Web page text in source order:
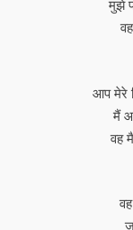
मुझे
आप मेरे
मैं
वह